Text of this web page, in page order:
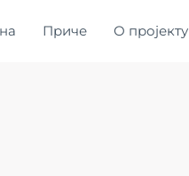
Приче О пројекту